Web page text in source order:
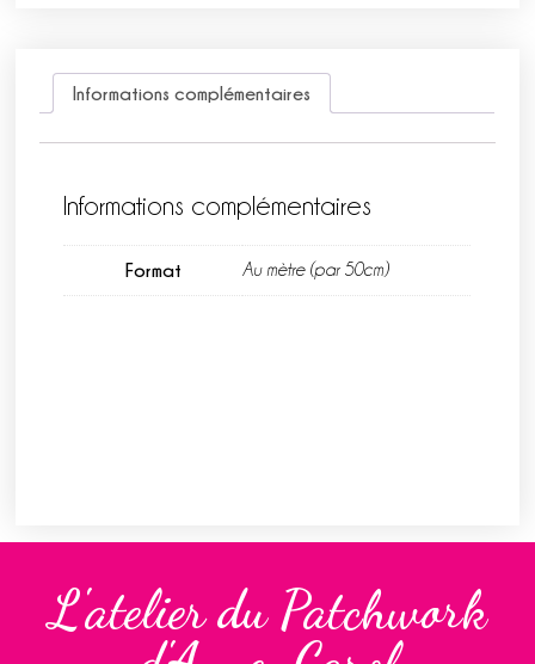
Informations complémentaires
Informations complémentaires
Format Au mètre (par 50cm)
L'atelier du Patchwork